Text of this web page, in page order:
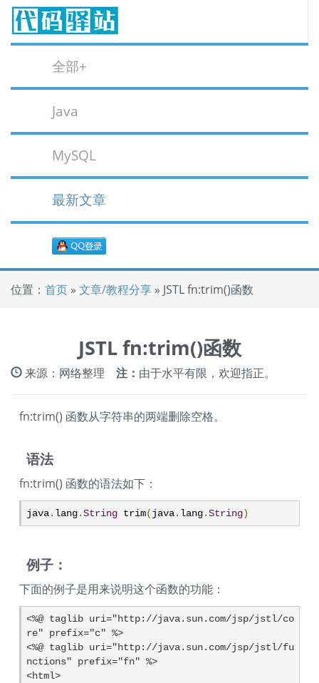
全部+
Java
MySQL
最新文章
位置： 首页 » 文章/教程分享 » JSTL fn:trim()函数
JSTL fn:trim()函数
来源：网络整理 注： 由于水平有限，欢迎指正。
fn:trim() 函数从字符串的两端删除空格。
语法
fn:trim() 函数的语法如下：
java. lang.String trim(java. lang.String)
例子：
下面的例子是用来说明这个函数的功能：
<%@ taglib uri="http://java.sun.com/jsp/jstl/co
re" prefix="c" %>
<%@ taglib uri="http://java.sun.com/jsp/jstl/fu
nctions" prefix="fn" %>
<html>